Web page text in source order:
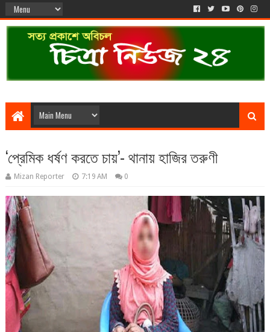
‘প্রেমিক ধর্ষণ করতে চায়’- থানায় হাজির তরুণী
Mizan Reporter 7:19 AM 0